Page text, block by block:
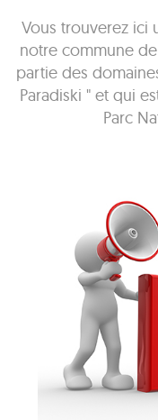
Vous trouverez ici
notre commune
partie des
Paradiski " et qui
Parc